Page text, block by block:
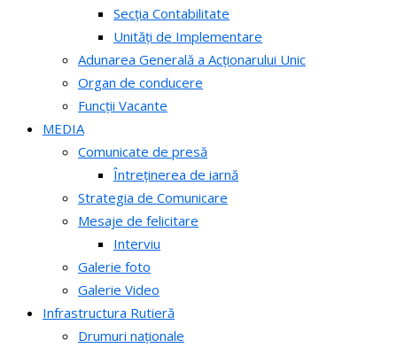
Secția Contabilitate
Unități de Implementare
Adunarea Generală a Acționarului Unic
Organ de conducere
Funcții Vacante
MEDIA
Comunicate de presă
Întreținerea de iarnă
Strategia de Comunicare
Mesaje de felicitare
Interviu
Galerie foto
Galerie Video
Infrastructura Rutieră
Drumuri naționale